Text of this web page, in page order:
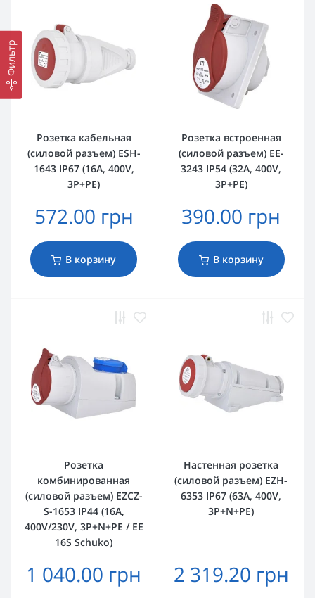
Фильтр
Розетка кабельная
(силовой разъем) ESH-
1643 IP67 (16A, 400V,
3P+PE)
572.00 грн
В корзину
Розетка встроенная
(силовой разъем) EE-
3243 IP54 (32A, 400V,
3P+PE)
390.00 грн
В корзину
Розетка
комбинированная
(силовой разъем) EZCZ-
S-1653 IP44 (16A,
400V/230V, 3P+N+PE / EE
16S Schuko)
1 040.00 грн
Настенная розетка
(силовой разъем) EZH-
6353 IP67 (63A, 400V,
3P+N+PE)
2 319.20 грн